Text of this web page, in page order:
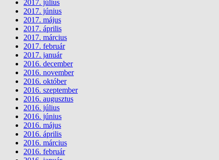
2017. július
2017. június
2017. május
2017. április
2017. március
2017. február
2017. január
2016. december
2016. november
2016. október
2016. szeptember
2016. augusztus
2016. július
2016. június
2016. május
2016. április
2016. március
2016. február